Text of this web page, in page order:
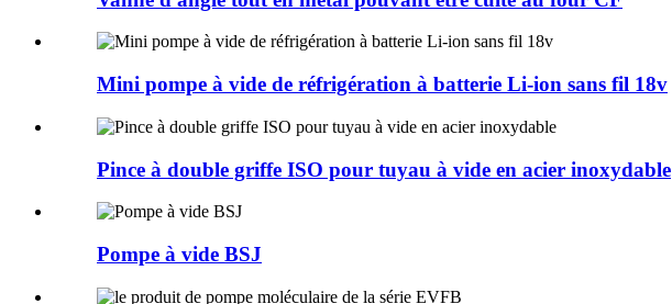
Mini pompe à vide de réfrigération à batterie Li-ion sans fil 18v
Pince à double griffe ISO pour tuyau à vide en acier inoxydable
Pompe à vide BSJ